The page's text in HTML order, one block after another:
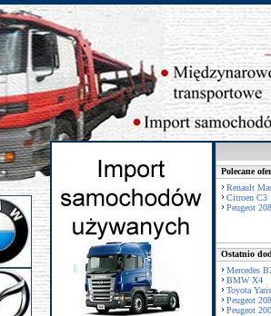
Polecane
Renault
Citroen C3
Peugeot 208
Ostatnio
Mercedes
BMW X4
Toyota Yaris
Peugeot 208
Peugeot